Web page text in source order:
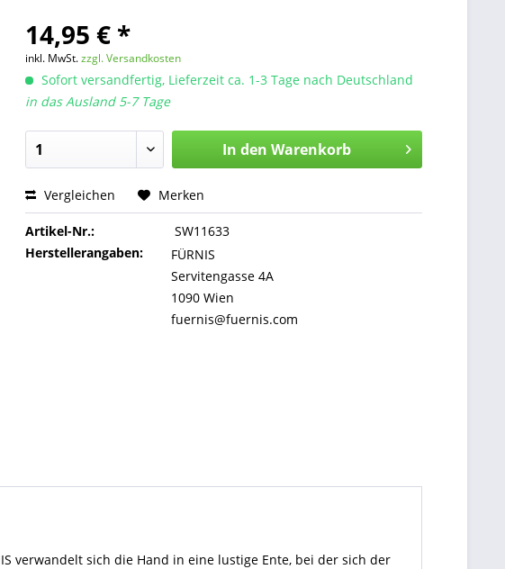
14,95 € *
inkl. MwSt.zzgl. Versandkosten
Sofort versandfertig, Lieferzeit ca. 1-3 Tage nach Deutschland
in das Ausland 5-7 Tage
In den Warenkorb
Vergleichen Merken
Artikel-Nr.:
SW11633
Herstellerangaben:
FÜRNIS
Servitengasse 4A
1090 Wien
fuernis@fuernis.com
verwandelt sich die Hand in eine lustige Ente, bei der sich der